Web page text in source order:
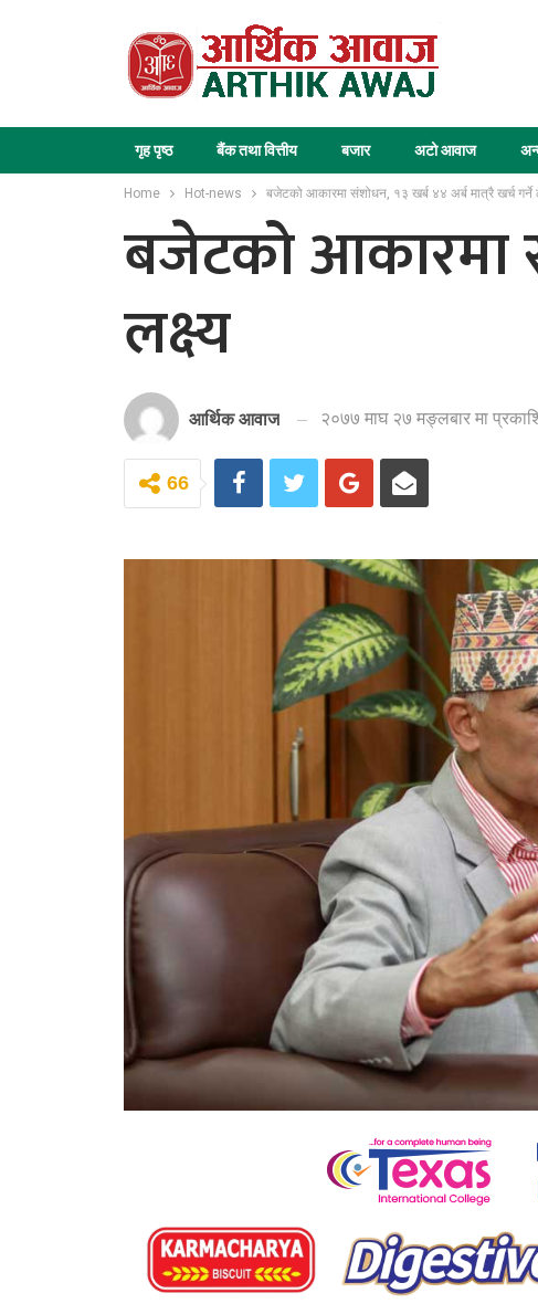
गृह पृष्ठ बैंक तथा वित्तीय बजार अटो आवाज
Home Hot-news बजेटको आकारमा संशोधन, १३ खर्ब ४४ अर्ब मात्रै खर्च गर्ने
बजेटको आकारमा
लक्ष्य
आर्थिक आवाज २०७७ माघ २७ मङ्लबार मा
66